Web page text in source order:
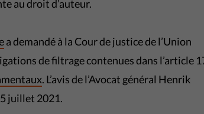
au droit d’auteur.
a demandé à la Cour de justice de l’Union
de filtrage contenues dans l’article
. L’avis de l’Avocat général Henrik
juillet 2021.